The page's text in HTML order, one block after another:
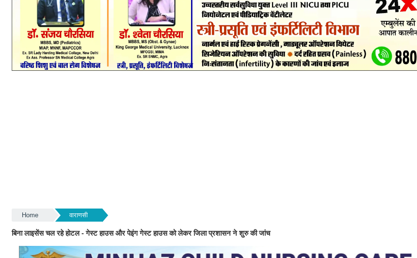
Home वाराणसी
बिना लाइसेंस चल रहे होटल - गेस्ट हाउस और पेइंग गेस्ट हाउस को लेकर जिला प्रशासन ने शुरु की जांच